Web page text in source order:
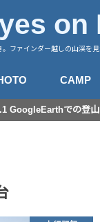
on
。ファインダー越しの山渓を
カメラ
レンズ
星景撮影
日常スナップ
CAMP
キャン
GoogleEarthでの登